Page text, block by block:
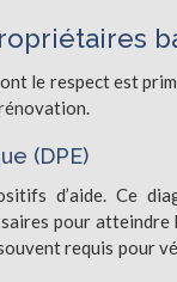
le respect est
(DPE)
d’aide. Ce
pour
requis pour